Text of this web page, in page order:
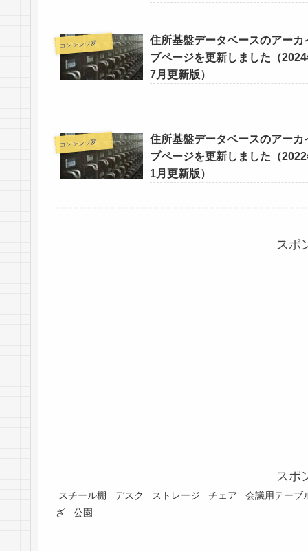
コ
ンテンツ変更情報
住所基盤データベースのアーカ
ブページを更新しました（
7月更新版）
コ
ンテンツ変更情報
住所基盤データベースのアーカ
ブページを更新しました（
1月更新版）
スポ
スポ
スチール棚 デスク ストレージ チェア
会議用テーブ
ざ
公園